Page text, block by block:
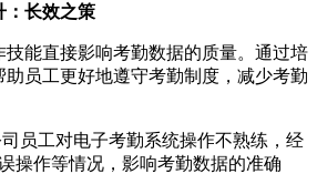
：长效之策
技能直接影响考勤数据的质量。通过培
员工更好地遵守考勤制度，减少考勤
员工对电子考勤系统操作不熟练，经
操作等情况，影响考勤数据的准确